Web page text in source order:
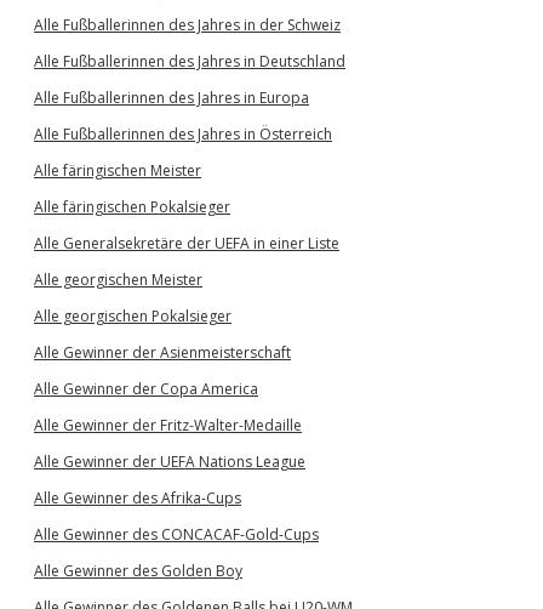
Alle Fußballerinnen des Jahres in der Schweiz
Alle Fußballerinnen des Jahres in Deutschland
Alle Fußballerinnen des Jahres in Europa
Alle Fußballerinnen des Jahres in Österreich
Alle färingischen Meister
Alle färingischen Pokalsieger
Alle Generalsekretäre der UEFA in einer Liste
Alle georgischen Meister
Alle georgischen Pokalsieger
Alle Gewinner der Asienmeisterschaft
Alle Gewinner der Copa America
Alle Gewinner der Fritz-Walter-Medaille
Alle Gewinner der UEFA Nations League
Alle Gewinner des Afrika-Cups
Alle Gewinner des CONCACAF-Gold-Cups
Alle Gewinner des Golden Boy